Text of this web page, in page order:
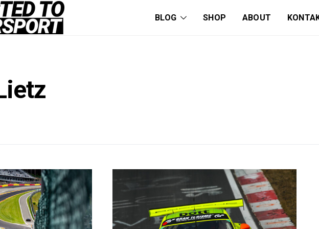
BLOG SHOP ABOUT